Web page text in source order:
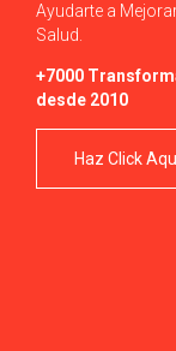
Ayudarte a
Salud.
+7000
desde 2010
Haz Click